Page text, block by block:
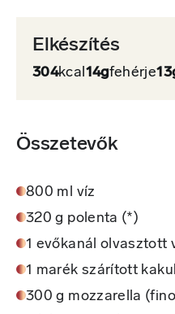
Elkészítés
304kcal14gfehérje
Összetevők
800 ml víz
320 g polenta (*)
1 evőkanál olvasztott
1 marék szárított
300 g mozzarella